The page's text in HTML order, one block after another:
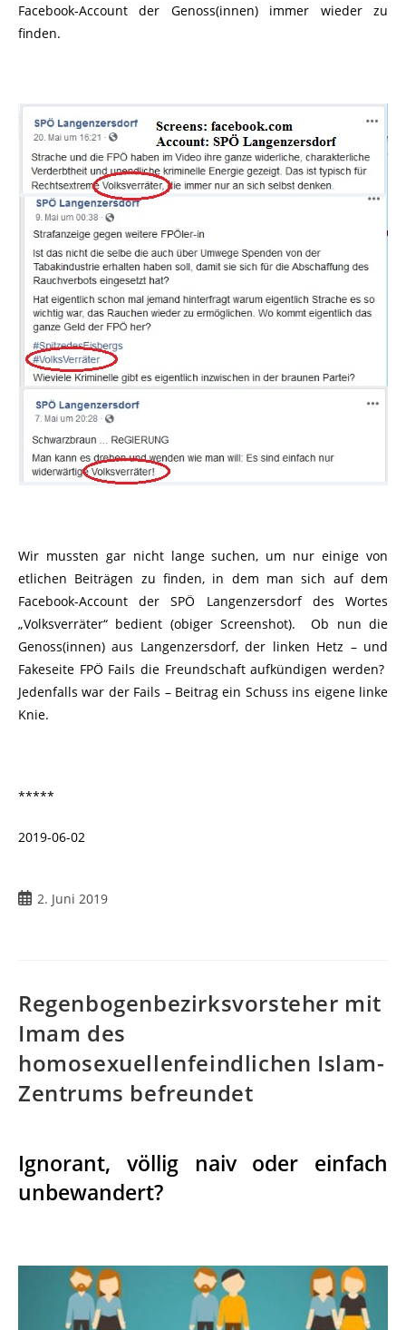
Facebook-Account der Genoss(innen) immer wieder zu
finden.
Wir mussten gar nicht lange suchen, um nur einige von
etlichen Beiträgen zu finden, in dem man sich auf dem
Facebook-Account der SPÖ Langenzersdorf des Wortes
„Volksverräter“ bedient (obiger Screenshot). Ob nun die
Genoss(innen) aus Langenzersdorf, der linken Hetz – und
Fakeseite FPÖ Fails die Freundschaft aufkündigen werden?
Jedenfalls war der Fails – Beitrag ein Schuss ins eigene linke
Knie.
*****
2019-06-02
2. Juni 2019
Regenbogenbezirksvorsteher mit
Imam des
homosexuellenfeindlichen Islam-
Zentrums befreundet
Ignorant, völlig naiv oder einfach
unbewandert?